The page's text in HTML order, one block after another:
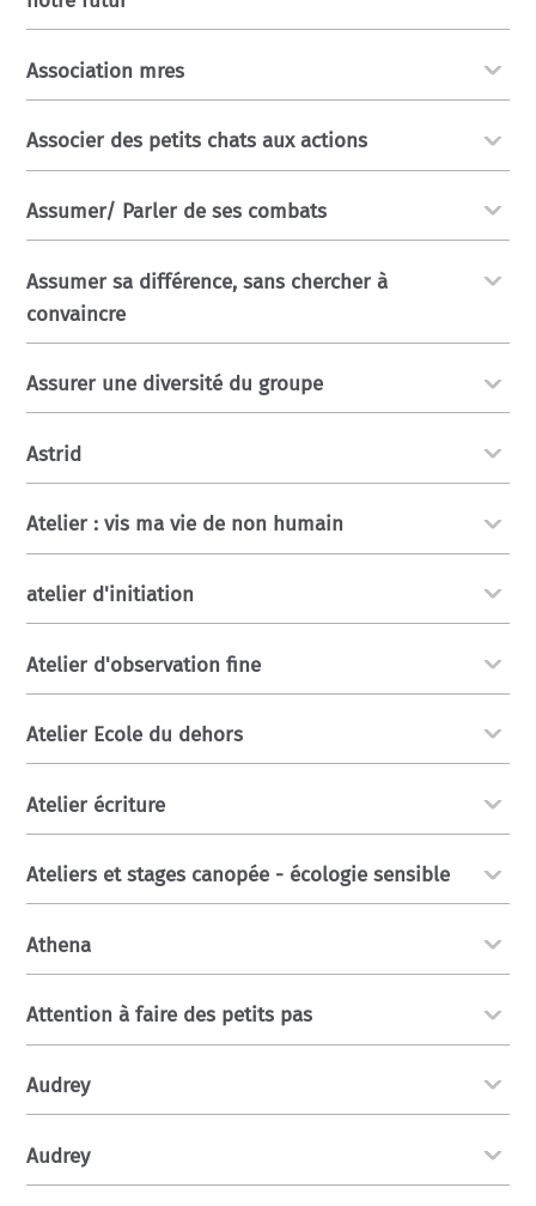
Association mres
Associer des petits chats aux actions
Assumer/ Parler de ses combats
Assumer sa différence, sans chercher à
convaincre
Assurer une diversité du groupe
Astrid
Atelier : vis ma vie de non humain
atelier d'initiation
Atelier d'observation fine
Atelier Ecole du dehors
Atelier écriture
Ateliers et stages canopée - écologie sensible
Athena
Attention à faire des petits pas
Audrey
Audrey